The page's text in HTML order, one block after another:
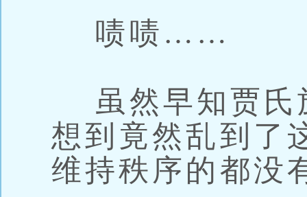
啧啧……
虽然早知贾氏
想到竟然乱到了
维持秩序的都没